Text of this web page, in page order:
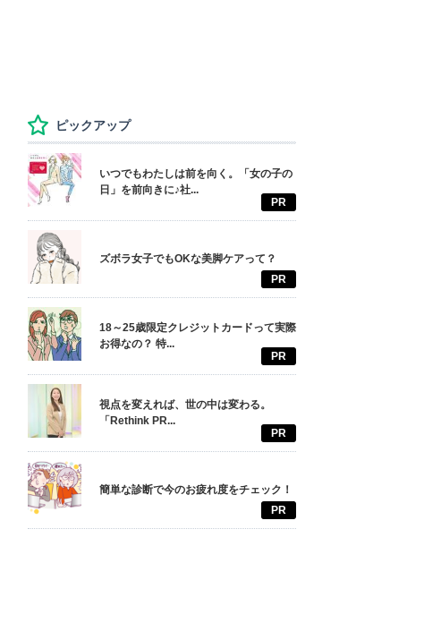
ピックアップ
いつでもわたしは前を向く。「女の子の
日」を前向きに♪社...
PR
ズボラ女子でもOKな美脚ケアって？
PR
18～25歳限定クレジットカードって実際
お得なの？ 特...
PR
視点を変えれば、世の中は変わる。
「Rethink PR...
PR
簡単な診断で今のお疲れ度をチェック！
PR